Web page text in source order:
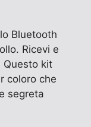
Bluetooth
Ricevi e
Questo kit
coloro che
segreta